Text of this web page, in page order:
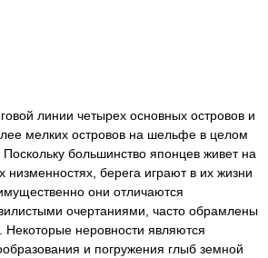
линии четырех основных островов и
мелких островов на шельфе в целом
большинство японцев живет на
низменностях, берега играют в их жизни
они отличаются
очертаниями, часто обрамлены
Некоторые неровности являются
и погружения глыб земной